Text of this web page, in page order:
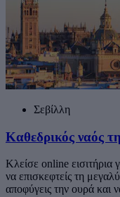
Σεβίλλη
Καθεδρικός ναός
Κλείσε online εισιτήρια
να επισκεφτείς τη
αποφύγεις την ουρά και